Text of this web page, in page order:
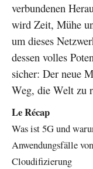
verbundenen
wird Zeit, Mühe
um dieses
dessen volles
sicher: Der neue
Weg, die Welt zu
Le Récap
Was ist 5G und
Anwendungsfälle
Cloudifizierung